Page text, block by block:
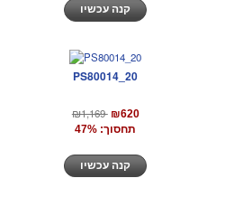
PS80014_20
₪1,169 ₪620
תחסוך: 47%